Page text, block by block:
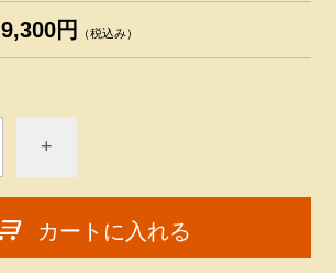
9,300円 （税込み）
+
カートに入れる